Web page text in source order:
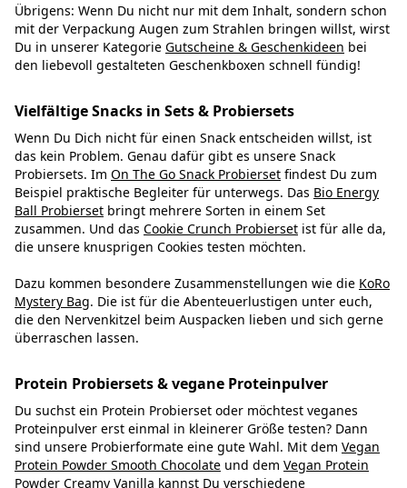
Übrigens: Wenn Du nicht nur mit dem Inhalt, sondern schon
mit der Verpackung Augen zum Strahlen bringen willst, wirst
Du in unserer Kategorie Gutscheine & Geschenkideen bei
den liebevoll gestalteten Geschenkboxen schnell fündig!
Vielfältige Snacks in Sets & Probiersets
Wenn Du Dich nicht für einen Snack entscheiden willst, ist
das kein Problem. Genau dafür gibt es unsere Snack
Probiersets. Im On The Go Snack Probierset findest Du zum
Beispiel praktische Begleiter für unterwegs. Das Bio Energy
Ball Probierset bringt mehrere Sorten in einem Set
zusammen. Und das Cookie Crunch Probierset ist für alle da,
die unsere knusprigen Cookies testen möchten.
Dazu kommen besondere Zusammenstellungen wie die KoRo
Mystery Bag. Die ist für die Abenteuerlustigen unter euch,
die den Nervenkitzel beim Auspacken lieben und sich gerne
überraschen lassen.
Protein Probiersets & vegane Proteinpulver
Du suchst ein Protein Probierset oder möchtest veganes
Proteinpulver erst einmal in kleinerer Größe testen? Dann
sind unsere Probierformate eine gute Wahl. Mit dem Vegan
Protein Powder Smooth Chocolate und dem Vegan Protein
Powder Creamy Vanilla kannst Du verschiedene